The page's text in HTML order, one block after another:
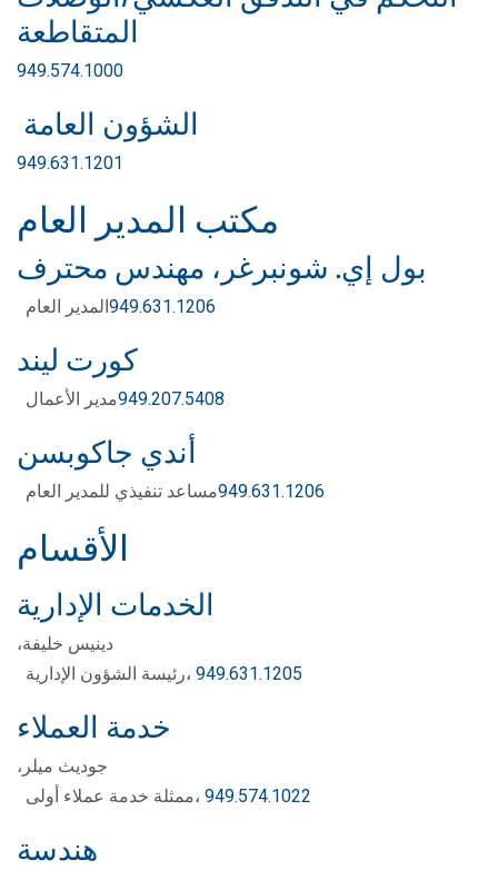
المتقاطعة
949.574.1000
الشؤون العامة
949.631.1201
مكتب المدير العام
بول إي. شونبرغر، مهندس محترف
المدير العام949.631.1206
كورت ليند
مدير الأعمال949.207.5408
أندي جاكوبسن
مساعد تنفيذي للمدير العام949.631.1206
الأقسام
الخدمات الإدارية
دينيس خليفة،
رئيسة الشؤون الإدارية، 949.631.1205
خدمة العملاء
جوديث ميلر،
ممثلة خدمة عملاء أولى، 949.574.1022
هندسة